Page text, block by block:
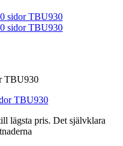
sidor TBU930
sidor TBU930
TBU930
lägsta pris. Det självklara